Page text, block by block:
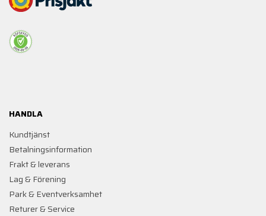
HANDLA
Kundtjänst
Betalningsinformation
Frakt & leverans
Lag & Förening
Park & Eventverksamhet
Returer & Service